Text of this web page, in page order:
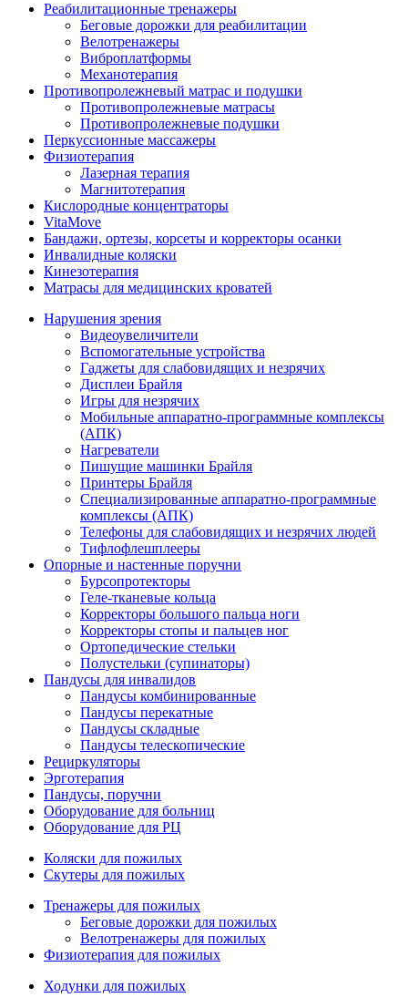
Реабилитационные тренажеры
Беговые дорожки для реабилитации
Велотренажеры
Виброплатформы
Механотерапия
Противопролежневый матрас и подушки
Противопролежневые матрасы
Противопролежневые подушки
Перкуссионные массажеры
Физиотерапия
Лазерная терапия
Магнитотерапия
Кислородные концентраторы
VitaMove
Бандажи, ортезы, корсеты и корректоры осанки
Инвалидные коляски
Кинезотерапия
Матрасы для медицинских кроватей
Нарушения зрения
Видеоувеличители
Вспомогательные устройства
Гаджеты для слабовидящих и незрячих
Дисплеи Брайля
Игры для незрячих
Мобильные аппаратно-программные комплексы
(АПК)
Нагреватели
Пишущие машинки Брайля
Принтеры Брайля
Специализированные аппаратно-программные
комплексы (АПК)
Телефоны для слабовидящих и незрячих людей
Тифлофлешплееры
Опорные и настенные поручни
Бурсопротекторы
Геле-тканевые кольца
Корректоры большого пальца ноги
Корректоры стопы и пальцев ног
Ортопедические стельки
Полустельки (супинаторы)
Пандусы для инвалидов
Пандусы комбинированные
Пандусы перекатные
Пандусы складные
Пандусы телескопические
Рециркуляторы
Эрготерапия
Пандусы, поручни
Оборудование для больниц
Оборудование для РЦ
Коляски для пожилых
Скутеры для пожилых
Тренажеры для пожилых
Беговые дорожки для пожилых
Велотренажеры для пожилых
Физиотерапия для пожилых
Ходунки для пожилых